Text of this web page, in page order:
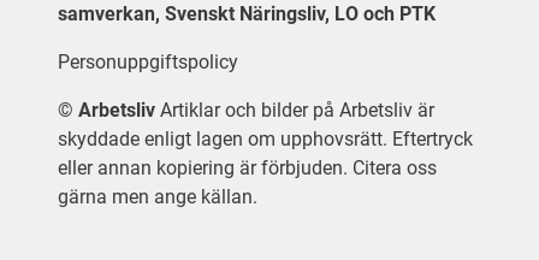
samverkan, Svenskt Näringsliv, LO och PTK
Personuppgiftspolicy
© Arbetsliv Artiklar och bilder på Arbetsliv är
skyddade enligt lagen om upphovsrätt. Eftertryck
eller annan kopiering är förbjuden. Citera oss
gärna men ange källan.